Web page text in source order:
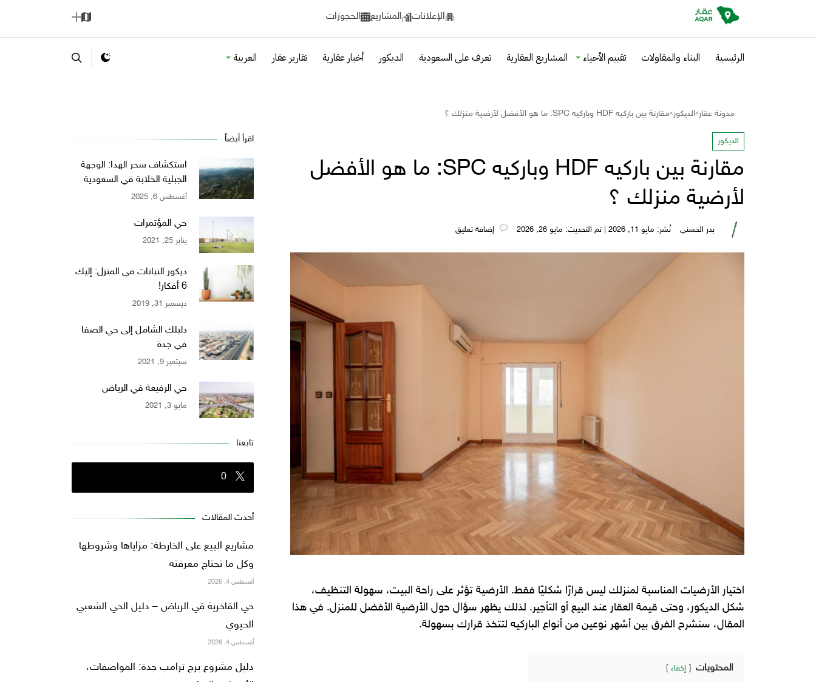
الإعلانات المشاريع الحجوزات
ا
ا
الرئيسية البناء والمقاولات تقييم الأحياء المشاريع العقارية تعرف على السعودية الديكور أخبار عقارية تقارير عقار العربية
مدونة عقار>الديكور>مقارنة بين باركيه HDF وباركيه SPC: ما هو الأفضل لأرضية منزلك ؟
الديكور
مقارنة بين باركيه HDF وباركيه SPC: ما هو الأفضل
لأرضية منزلك ؟
بدر الحسني نُشر: مايو 11, 2026 | تم التحديث: مايو 26, 2026
اختيار الأرضيات المناسبة لمنزلك ليس قرارًا شكليًا فقط. الأرضية تؤثر على راحة البيت، سهولة التنظيف،
شكل الديكور، وحتى قيمة العقار عند البيع أو التأجير. لذلك يظهر سؤال حول الأرضية الأفضل للمنزل. في هذا
المقال، سنشرح الفرق بين أشهر نوعين من أنواع الباركيه لتتخذ قرارك بسهولة.
المحتويات إخفاء
اقرأ أيضاً
استكشاف سحر الهدا: الوجهة
الجبلية الخلابة في السعودية
أغسطس 6, 2025
حي المؤتمرات
يناير 25, 2021
ديكور النباتات في المنزل: إليك
6 أفكار!
ديسمبر 31, 2019
دليلك الشامل إلى حي الصفا
في جدة
سبتمبر 9, 2021
حي الرفيعة في الرياض
مايو 3, 2021
تابعنا
0
أحدث المقالات
مشاريع البيع على الخارطة: مزاياها وشروطها
وكل ما تحتاج معرفته
أغسطس 4, 2026
حي الفاخرية في الرياض – دليل الحي الشعبي
الحيوي
أغسطس 4, 2026
دليل مشروع برج ترامب جدة: المواصفات،